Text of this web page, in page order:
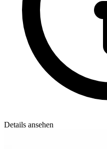
Details ansehen